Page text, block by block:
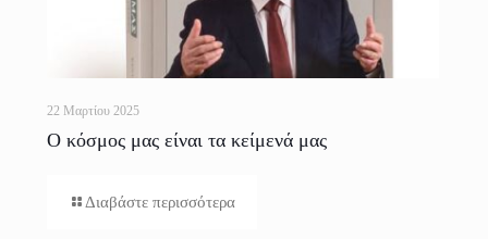
22 Μαρτίου 2025
Ο κόσμος μας είναι τα κείμενά μας
Διαβάστε περισσότερα